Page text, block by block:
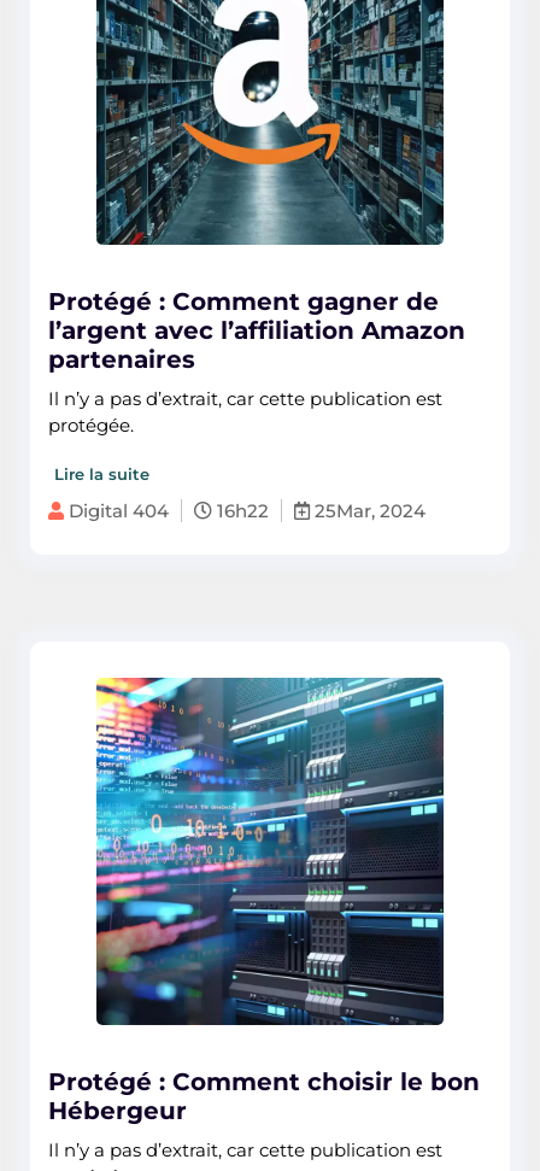
Protégé : Comment gagner de
l’argent avec l’affiliation Amazon
partenaires
Il n’y a pas d’extrait, car cette publication est
protégée.
Lire la suite
Digital 404 16h22 25Mar, 2024
Protégé : Comment choisir le bon
Hébergeur
Il n’y a pas d’extrait, car cette publication est